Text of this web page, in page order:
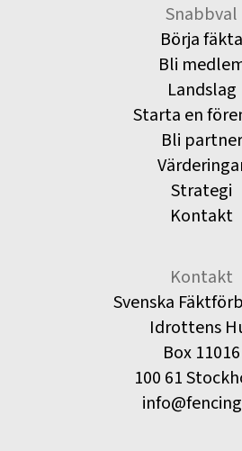
Snabbval
Börja fäkta
Bli
Landslag
Starta en
Bli partner
Strategi
Kontakt
Kontakt
Svenska
Idrottens
Box 11016
100 61